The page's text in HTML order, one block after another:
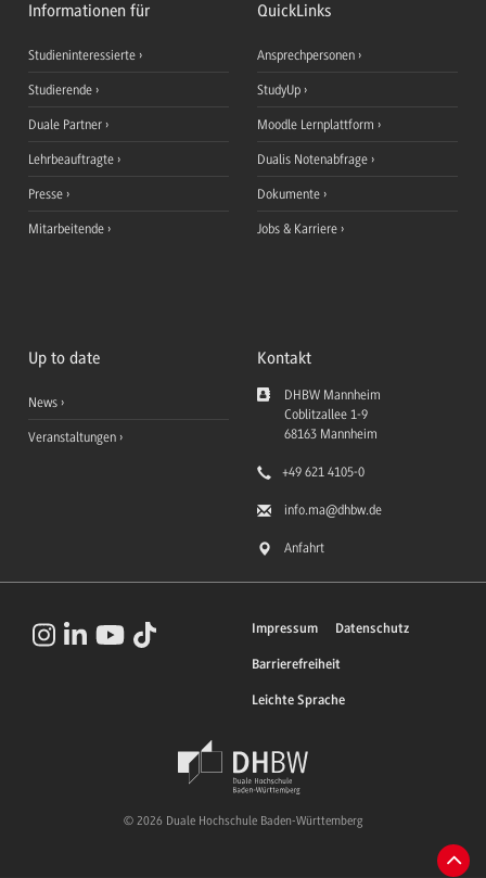
Informationen für
Studieninteressierte
Studierende
Duale Partner
Lehrbeauftragte
Presse
Mitarbeitende
QuickLinks
Ansprechpersonen
StudyUp
Moodle Lernplattform
Dualis Notenabfrage
Dokumente
Jobs & Karriere
Up to date
News
Veranstaltungen
Kontakt
DHBW Mannheim
Coblitzallee 1-9
68163 Mannheim
+49 621 4105-0
info.ma@dhbw.de
Anfahrt
Impressum Datenschutz
Barrierefreiheit
Leichte Sprache
© 2026 Duale Hochschule Baden-Württemberg
Zum